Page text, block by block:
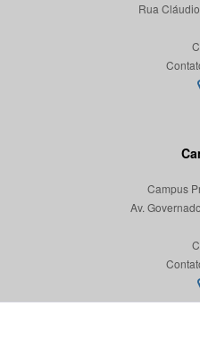
Rua
Campus
Av.